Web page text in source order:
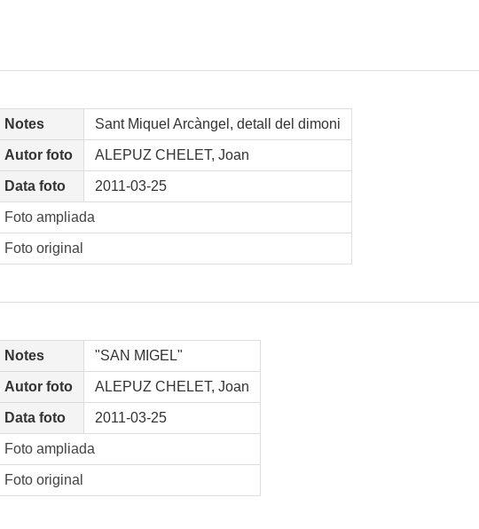
Notes Sant Miquel Arcàngel, detall del dimoni
Autor foto ALEPUZ CHELET, Joan
Data foto 2011-03-25
Foto ampliada
Foto original
Notes "SAN MIGEL"
Autor foto ALEPUZ CHELET, Joan
Data foto 2011-03-25
Foto ampliada
Foto original